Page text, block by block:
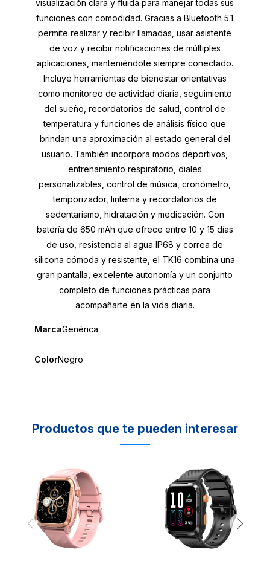
visualización clara y fluida para manejar todas sus
funciones con comodidad. Gracias a Bluetooth 5.1
permite realizar y recibir llamadas, usar asistente
de voz y recibir notificaciones de múltiples
aplicaciones, manteniéndote siempre conectado.
Incluye herramientas de bienestar orientativas
como monitoreo de actividad diaria, seguimiento
del sueño, recordatorios de salud, control de
temperatura y funciones de análisis físico que
brindan una aproximación al estado general del
usuario. También incorpora modos deportivos,
entrenamiento respiratorio, diales
personalizables, control de música, cronómetro,
temporizador, linterna y recordatorios de
sedentarismo, hidratación y medicación. Con
batería de 650 mAh que ofrece entre 10 y 15 días
de uso, resistencia al agua IP68 y correa de
silicona cómoda y resistente, el TK16 combina una
gran pantalla, excelente autonomía y un conjunto
completo de funciones prácticas para
acompañarte en la vida diaria.
MarcaGenérica
ColorNegro
Productos que te pueden interesar